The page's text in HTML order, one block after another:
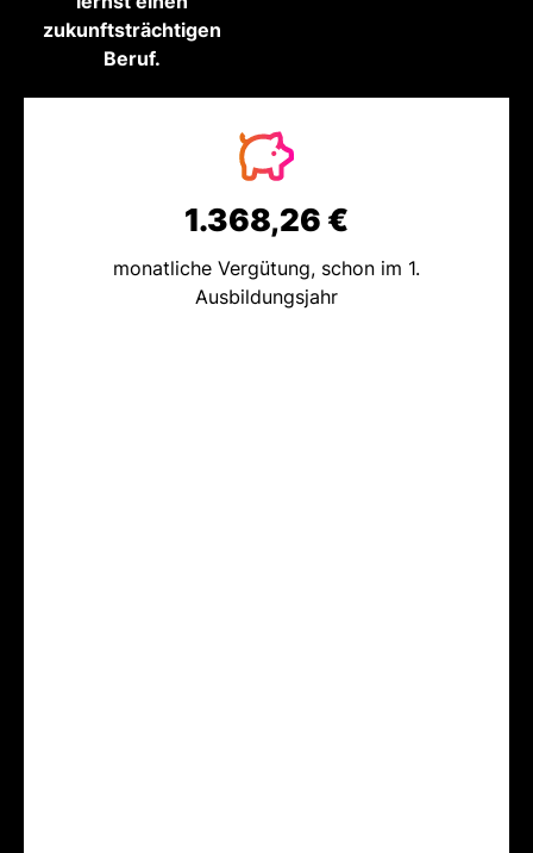
zukunftsträchtigen
Beruf.
1.368,26 €
monatliche Vergütung, schon im 1.
Ausbildungsjahr